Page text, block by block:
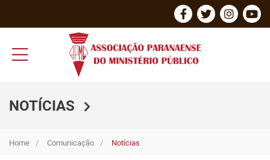
NOTÍCIAS
Home Comunicação Notícias